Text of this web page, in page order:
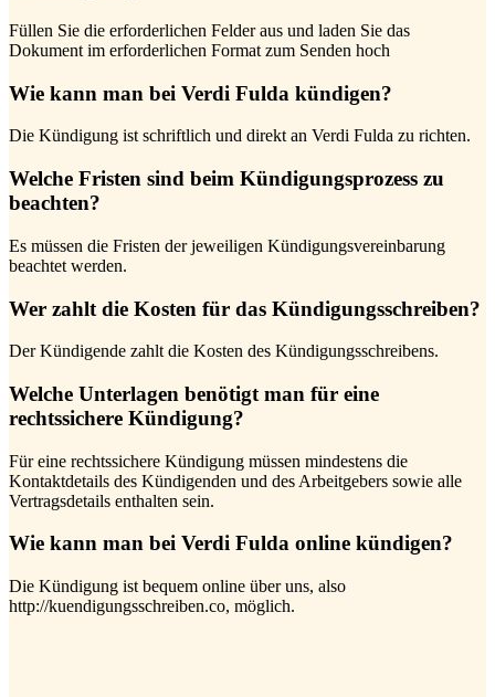
Füllen Sie die erforderlichen Felder aus und laden Sie das
Dokument im erforderlichen Format zum Senden hoch
Wie kann man bei Verdi Fulda kündigen?
Die Kündigung ist schriftlich und direkt an Verdi Fulda zu richten.
Welche Fristen sind beim Kündigungsprozess zu
beachten?
Es müssen die Fristen der jeweiligen Kündigungsvereinbarung
beachtet werden.
Wer zahlt die Kosten für das Kündigungsschreiben?
Der Kündigende zahlt die Kosten des Kündigungsschreibens.
Welche Unterlagen benötigt man für eine
rechtssichere Kündigung?
Für eine rechtssichere Kündigung müssen mindestens die
Kontaktdetails des Kündigenden und des Arbeitgebers sowie alle
Vertragsdetails enthalten sein.
Wie kann man bei Verdi Fulda online kündigen?
Die Kündigung ist bequem online über uns, also
http://kuendigungsschreiben.co, möglich.